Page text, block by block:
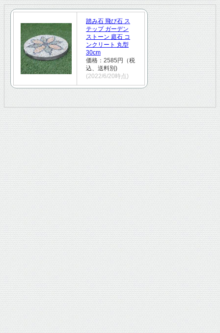
踏み石 飛び石 ス
テップ ガーデン
ストーン 庭石 コ
ンクリート 丸型
30cm
価格：2585円（税
込、送料別)
(2022/6/20時点)